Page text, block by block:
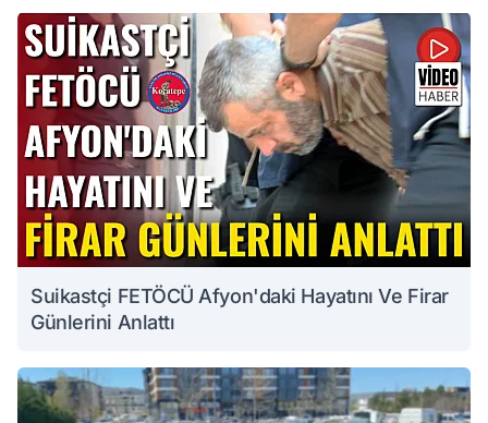
Suikastçi FETÖCÜ Afyon'daki Hayatını Ve Firar
Günlerini Anlattı